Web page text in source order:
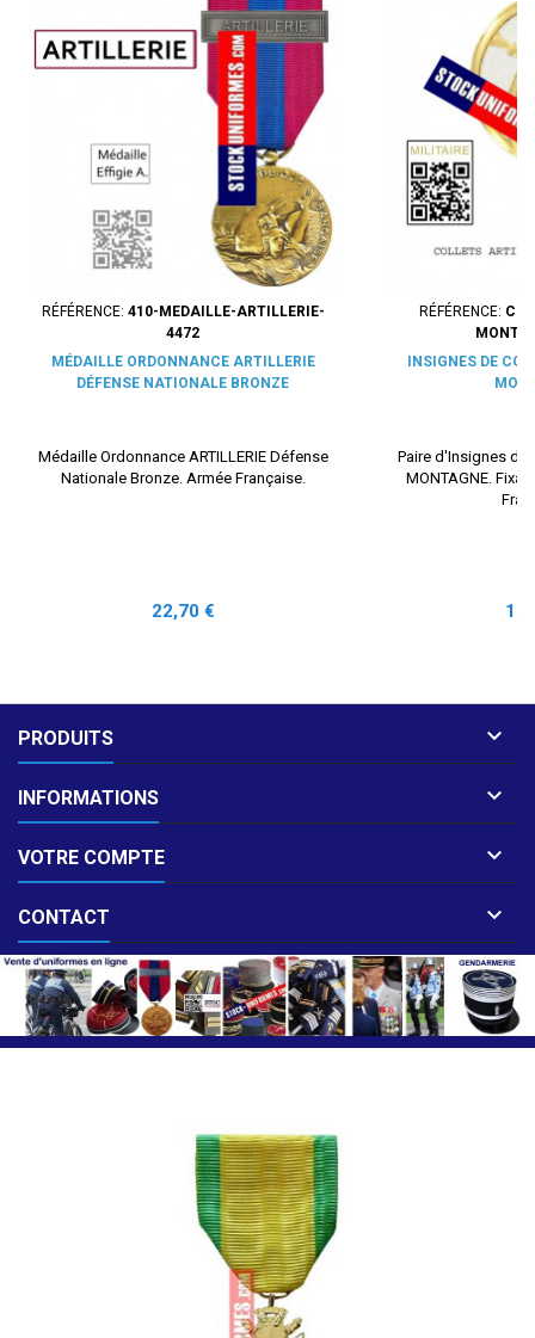
RÉFÉRENCE: 410-MEDAILLE-ARTILLERIE-
4472
MÉDAILLE ORDONNANCE ARTILLERIE
DÉFENSE NATIONALE BRONZE
Médaille Ordonnance ARTILLERIE Défense
Nationale Bronze. Armée Française.
Prix
22,70 €
RÉFÉRENCE:
INSIGNES DE
Paire d'Insignes de
MONTAGNE.
Prix
PRODUITS 
INFORMATIONS 
VOTRE COMPTE 
CONTACT 